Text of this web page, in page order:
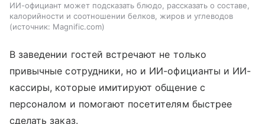
ИИ-официант может подсказать блюдо, рассказать о составе,
калорийности и соотношении белков, жиров и углеводов
источник: Magnific.com
В заведении гостей встречают не только
привычные сотрудники, но и ИИ-официанты и ИИ-
кассиры, которые имитируют общение с
персоналом и помогают посетителям быстрее
сделать заказ.